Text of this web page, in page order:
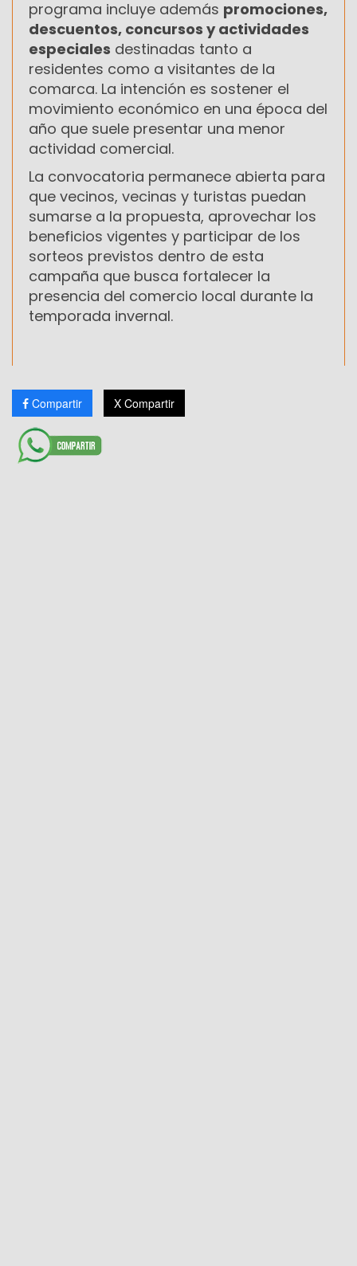
programa incluye además promociones,
descuentos, concursos y actividades
especiales destinadas tanto a
residentes como a visitantes de la
comarca. La intención es sostener el
movimiento económico en una época del
año que suele presentar una menor
actividad comercial.
La convocatoria permanece abierta para
que vecinos, vecinas y turistas puedan
sumarse a la propuesta, aprovechar los
beneficios vigentes y participar de los
sorteos previstos dentro de esta
campaña que busca fortalecer la
presencia del comercio local durante la
temporada invernal.
Compartir X Compartir